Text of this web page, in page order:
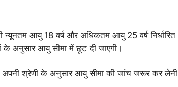
आयु 18 वर्ष और अधिकतम आयु 25 वर्ष निर्धारित
के अनुसार आयु सीमा में छूट दी जाएगी।
श्रेणी के अनुसार आयु सीमा की जांच जरूर कर लेनी